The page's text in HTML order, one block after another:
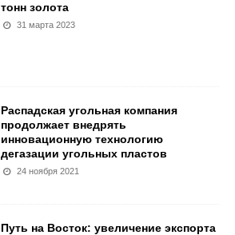
тонн золота
31 марта 2023
Распадская угольная компания
продолжает внедрять
инновационную технологию
дегазации угольных пластов
24 ноября 2021
Путь на Восток: увеличение экспорта